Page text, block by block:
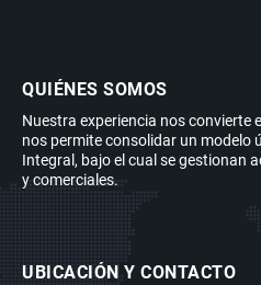
QUIÉNES SOMOS
Nuestra experiencia nos convierte
nos permite consolidar un modelo
Integral, bajo el cual se gestionan
y comerciales.
UBICACIÓN Y CONTACTO